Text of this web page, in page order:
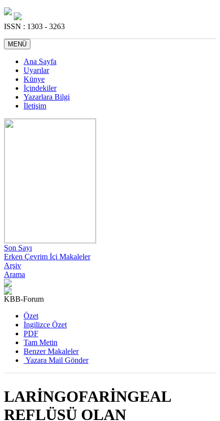
ISSN : 1303 - 3263
MENÜ
Ana Sayfa
Uyarılar
Künye
İçindekiler
Yazarlara Bilgi
İletişim
Son Sayı
Erken Çevrim İçi Makaleler
Arşiv
Arama
KBB-Forum
Özet
İngilizce Özet
PDF
Tam Metin
Benzer Makaleler
Yazara Mail Gönder
LARİNGOFARİNGEAL
REFLÜSÜ OLAN